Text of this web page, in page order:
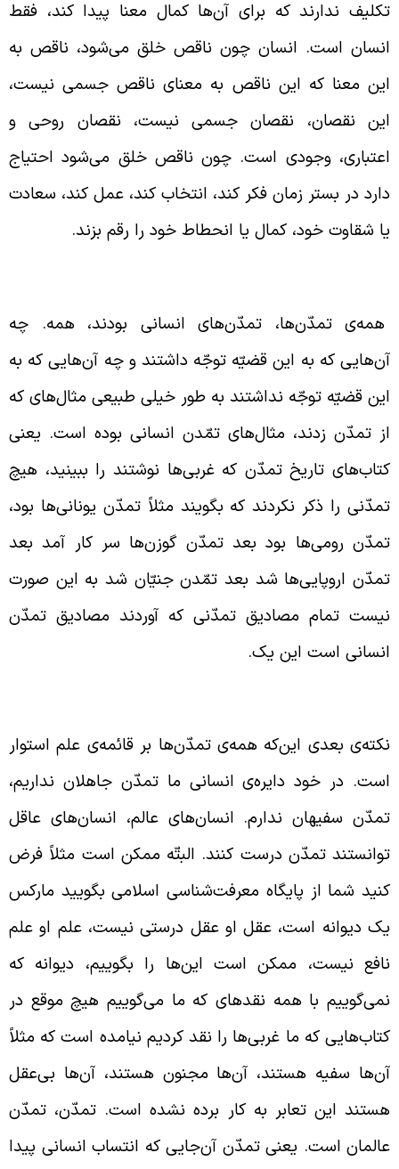
ندارند که برای آن‌ها کمال معنا پیدا کند، فقط
است. انسان چون ناقص خلق می‌شود، ناقص به
معنا که این ناقص به معنای ناقص جسمی نیست،
نقصان، نقصان جسمی نیست، نقصان روحی و
وجودی است. چون ناقص خلق می‌شود احتیاج
در بستر زمان فکر کند، انتخاب کند، عمل کند، سعادت
شقاوت خود، کمال یا انحطاط خود را رقم بزند.
تمدّن‌ها، تمدّن‌های انسانی بودند، همه. چه
که به این قضیّه توجّه داشتند و چه آن‌هایی که به
قضیّه توجّه نداشتند به طور خیلی طبیعی مثال‌های که
تمدّن زدند، مثال‌های تمّدن انسانی بوده است. یعنی
تاریخ تمدّن که غربی‌ها نوشتند را ببینید، هیچ
را ذکر نکردند که بگویند مثلاً تمدّن یونانی‌ها بود،
رومی‌ها بود بعد تمدّن گوزن‌ها سر کار آمد بعد
اروپایی‌ها شد بعد تمّدن جنیّان شد به این صورت
تمام مصادیق تمدّنی که آوردند مصادیق تمدّن
است این یک.
بعدی این‌که همه‌ی تمدّ‌ن‌ها بر قائمه‌ی علم استوار
در خود دایره‌‌ی انسانی ما تمدّن جاهلان نداریم،
سفیهان ندارم. انسان‌های عالم، انسان‌های عاقل
تمدّن درست کنند. البتّه ممکن است مثلاً فرض
شما از پایگاه معرفت‌شناسی اسلامی بگویید مارکس
دیوانه است، عقل او عقل درستی نیست، علم او علم
نیست، ممکن است این‌ها را بگوییم، دیوانه که
با همه نقد‌های که ما می‌گوییم هیچ موقع در
که ما غربی‌ها را نقد کردیم نیامده است که مثلاً
سفیه هستند، آن‌ها مجنون هستند، آن‌ها بی‌عقل
این تعابر به کار برده نشده است. تمدّن، تمدّن
است. یعنی تمدّن آن‌جایی که انتساب انسانی پیدا